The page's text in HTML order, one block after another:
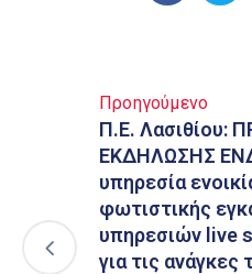
Προηγούμενο
Π.Ε. Λασιθίου:
ΕΚΔΗΛΩΣΗΣ
υπηρεσία
φωτιστικής
υπηρεσιών live
για τις ανάγκες